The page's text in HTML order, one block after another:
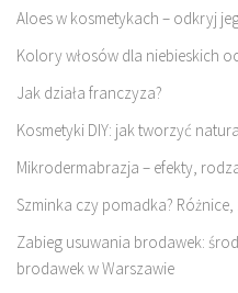
Aloes w kosmetykach – odkryj
Kolory włosów dla niebieskich
Jak działa franczyza?
Kosmetyki DIY: jak tworzyć
Mikrodermabrazja – efekty,
Szminka czy pomadka?
Zabieg usuwania brodawek:
brodawek w Warszawie